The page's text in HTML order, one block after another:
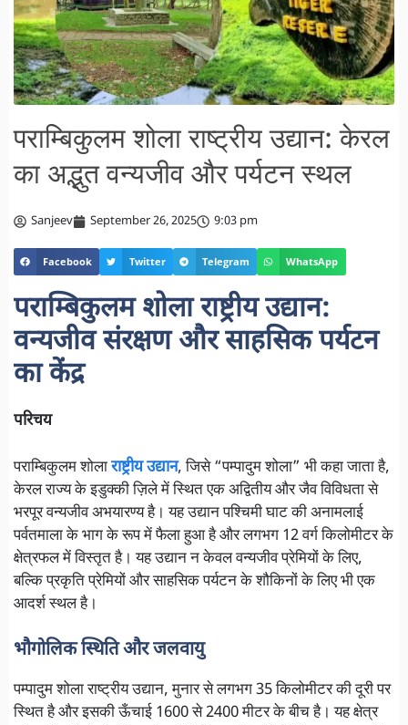
पराम्बिकुलम शोला राष्ट्रीय उद्यान: केरल
का अद्भुत वन्यजीव और पर्यटन स्थल
Sanjeev September 26, 2025 9:03 pm
Facebook Twitter Telegram WhatsApp
पराम्बिकुलम शोला राष्ट्रीय उद्यान:
वन्यजीव संरक्षण और साहसिक पर्यटन
का केंद्र
परिचय
पराम्बिकुलम शोलाराष्ट्रीय उद्यान, जिसे “पम्पादुम शोला” भी कहा जाता है,
केरल राज्य के इडुक्की ज़िले में स्थित एक अद्वितीय और जैव विविधता से
भरपूर वन्यजीव अभयारण्य है। यह उद्यान पश्चिमी घाट की अनामलाई
पर्वतमाला के भाग के रूप में फैला हुआ है और लगभग 12 वर्ग किलोमीटर के
क्षेत्रफल में विस्तृत है। यह उद्यान न केवल वन्यजीव प्रेमियों के लिए,
बल्कि प्रकृति प्रेमियों और साहसिक पर्यटन के शौकिनों के लिए भी एक
आदर्श स्थल है।
भौगोलिक स्थिति और जलवायु
पम्पादुम शोला राष्ट्रीय उद्यान, मुनार से लगभग 35 किलोमीटर की दूरी पर
स्थित है और इसकी ऊँचाई 1600 से 2400 मीटर के बीच है। यह क्षेत्र